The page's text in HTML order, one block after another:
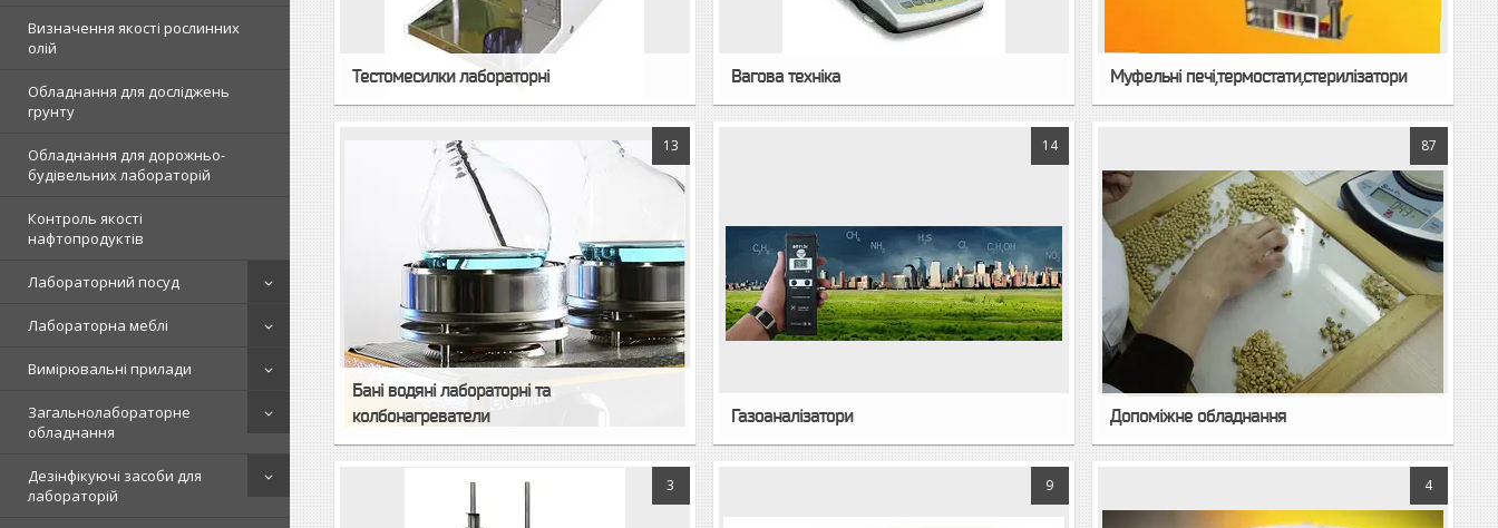
Визначення якості рослинних
олій
Обладнання для досліджень
грунту
Обладнання для дорожньо-
будівельних лабораторій
Контроль якості
нафтопродуктів
Лабораторний посуд
Лабораторна меблі
Вимірювальні прилади
Загальнолабораторне
обладнання
Дезінфікуючі засоби для
лабораторій
Тестомесилки лабораторні Вагова техніка Муфельні печі,термостати,стерилізатори
13
Бані водяні лабораторні та
колбонагреватели
14
Газоаналізатори
87
Допоміжне обладнання
3 9 4